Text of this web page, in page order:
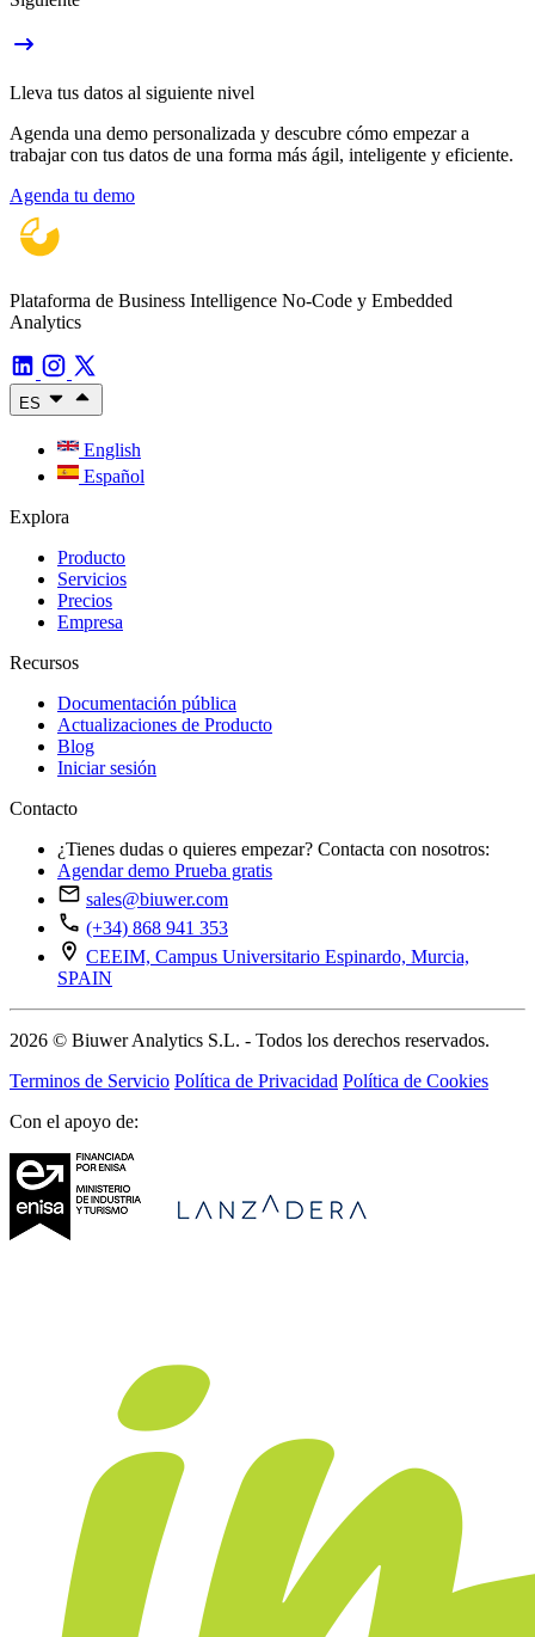
Lleva tus datos al siguiente nivel
Agenda una demo personalizada y descubre cómo empezar a
trabajar con tus datos de una forma más ágil, inteligente y eficiente.
Agenda tu demo
Plataforma de Business Intelligence No-Code y Embedded
Analytics
ES
English
Español
Explora
Producto
Servicios
Precios
Empresa
Recursos
Documentación pública
Actualizaciones de Producto
Blog
Iniciar sesión
Contacto
¿Tienes dudas o quieres empezar? Contacta con nosotros:
Agendar demo Prueba gratis
sales@biuwer.com
(+34) 868 941 353
CEEIM, Campus Universitario Espinardo, Murcia,
SPAIN
2026 © Biuwer Analytics S.L. - Todos los derechos reservados.
Terminos de Servicio Política de Privacidad Política de Cookies
Con el apoyo de: